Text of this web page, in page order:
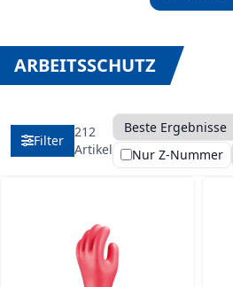
ARBEITSSCHUTZ
Filter
212
ArtikelSortierung
Nur Z-Nummer
Anzahl pro Seite